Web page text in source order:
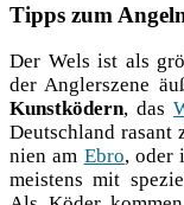
Tipps zum
Der Wels ist als
der Ang­ler­sze­ne
Kunst­kö­dern, das
Deutsch­land rasant
ni­en am Ebro, oder
meis­tens mit